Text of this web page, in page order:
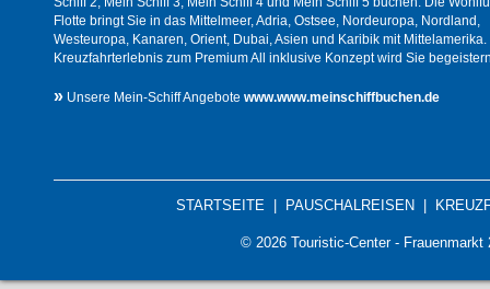
Flotte bringt Sie in das Mittelmeer, Adria, Ostsee, Nordeuropa, Nordland,
Westeuropa, Kanaren, Orient, Dubai, Asien und Karibik mit Mittelamerika.
Kreuzfahrterlebnis zum Premium All inklusive Konzept wird Sie
» Unsere Mein-Schiff Angebote www.www.meinschiffbuchen.de
STARTSEITE| PAUSCHALREISEN
© 2026 Touristic-Center -